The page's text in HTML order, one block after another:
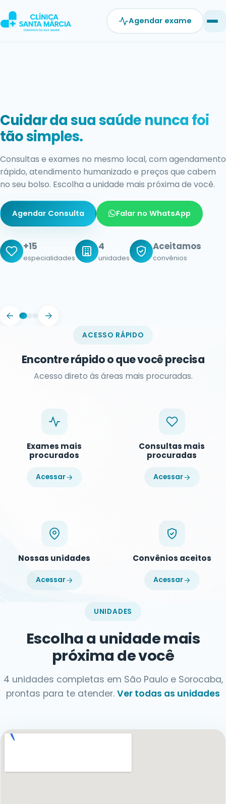
para
o
Agendar exame
Exames com resultado rápido e
confiável.
Estrutura moderna, equipe qualificada e laudos ágeis
para você não perder tempo cuidando do que mais
importa: a sua saúde.
Agendar Exame Falar no WhatsApp
agendamento no mesmo dia em até 10x
Humanizado
ACESSO RÁPIDO
Encontre rápido o que você precisa
Acesso direto às áreas mais procuradas.
Exames mais
procurados
Acessar
Consultas mais
procuradas
Acessar
Nossas unidades
Acessar
Convênios aceitos
Acessar
UNIDADES
Escolha a unidade mais
próxima de você
4 unidades completas em São Paulo e Sorocaba,
prontas para te atender. Ver todas as unidades